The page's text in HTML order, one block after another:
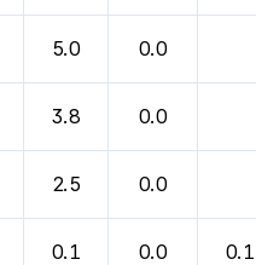
5.0 0.0
3.8 0.0
2.5 0.0
0.1 0.0 0.1